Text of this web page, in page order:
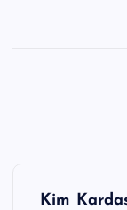
Kim